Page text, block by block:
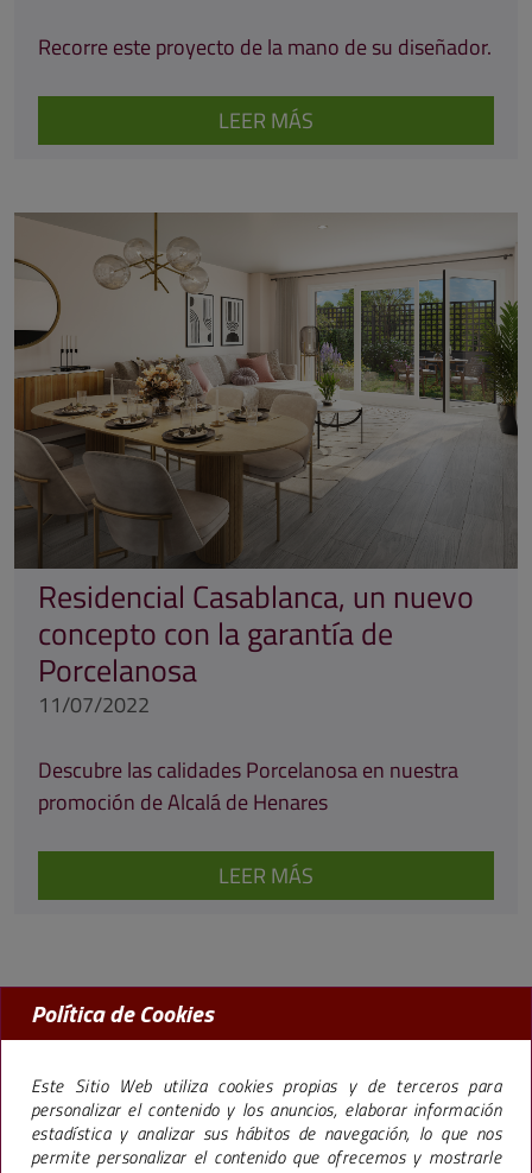
Recorre este proyecto de la mano de su diseñador.
LEER MÁS
Residencial Casablanca, un nuevo
concepto con la garantía de
Porcelanosa
11/07/2022
Descubre las calidades Porcelanosa en nuestra
promoción de Alcalá de Henares
LEER MÁS
MADRID:91 456 09 97
BARCELONA: 93 238 50 77
La marca Premier,especializada en la promoción de pisos en Madrid y
Política de Cookies
Este Sitio Web utiliza cookies propias y de terceros para
personalizar el contenido y los anuncios, elaborar información
estadística y analizar sus hábitos de navegación, lo que nos
permite personalizar el contenido que ofrecemos y mostrarle